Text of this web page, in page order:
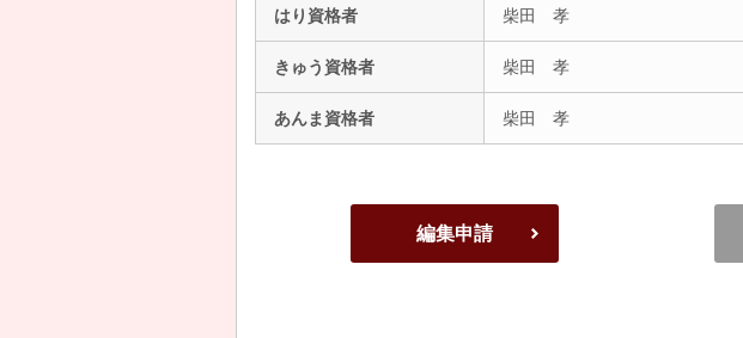
はり資格者 柴田 孝
きゅう資格者 柴田 孝
あんま資格者 柴田 孝
編集申請